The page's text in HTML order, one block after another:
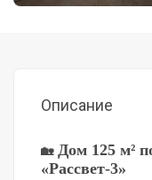
Описание
🏡Дом 125 м²
«Рассвет-3»